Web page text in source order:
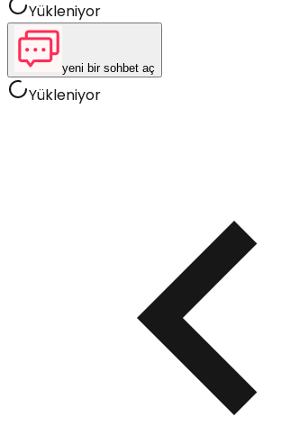
Yükleniyor
yeni bir sohbet aç
Yükleniyor